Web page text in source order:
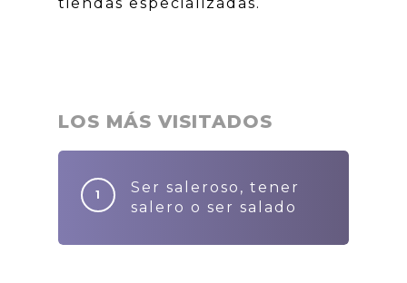
LOS MÁS VISITADOS
Ser saleroso, tener
salero o ser salado